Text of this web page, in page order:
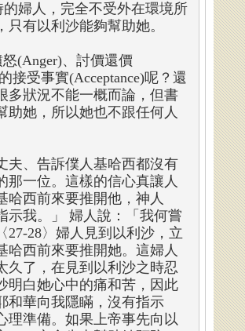
婦人，完全不受外在環境所
有以利沙能夠幫助她。
(Anger)、討價還價
接受事實(Acceptance)呢？還
多狀況不能一概而論，但書
助她，所以她也不跟任何人
夫、告訴僕人基哈西都沒有
那一位。這樣的信心真讓人
哈西前來要推開他，神人
示我。」 婦人說：「我何嘗
28〉婦人見到以利沙，立
哈西前來要推開她。這婦人
久了，在見到以利沙之時忍
明白她心中的痛和苦，因此
和華向我隱瞞，沒有指示
理準備。如果上帝事先向以